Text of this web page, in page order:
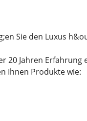
Sie den Luxus
20 Jahren
Ihnen Produkte wie: